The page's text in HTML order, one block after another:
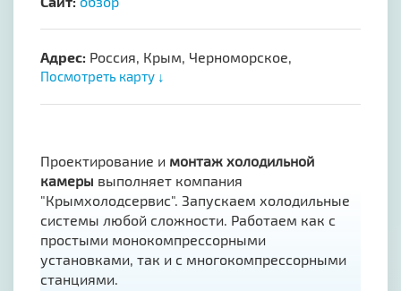
Адрес: Россия, Крым, Черноморское,
Посмотреть карту ↓
Проектирование и монтаж холодильной
камеры выполняет компания
"Крымхолодсервис". Запускаем холодильные
системы любой сложности. Работаем как с
простыми монокомпрессорными
установками, так и с многокомпрессорными
станциями.